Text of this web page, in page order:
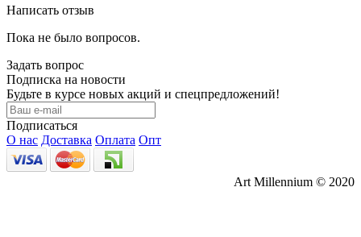
Написать отзыв
Пока не было вопросов.
Задать вопрос
Подписка на новости
Будьте в курсе новых акций и спецпредложений!
Подписаться
О нас Доставка Оплата Опт
Art Millennium © 2020